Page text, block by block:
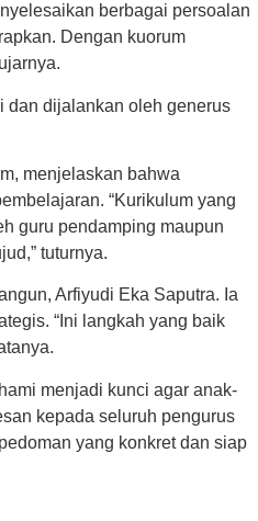
berbagai persoalan
Dengan kuorum
dan dijalankan oleh generus
menjelaskan bahwa
“Kurikulum yang
guru pendamping maupun
tuturnya.
Arfiyudi Eka Saputra. Ia
“Ini langkah yang baik
menjadi kunci agar anak-
kepada seluruh pengurus
yang konkret dan siap